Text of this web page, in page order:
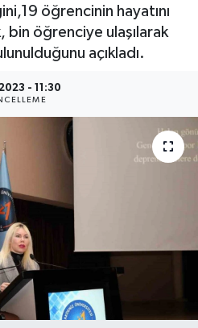
öğrencinin hayatını
öğrenciye ulaşılarak
açıkladı.
- 11:30